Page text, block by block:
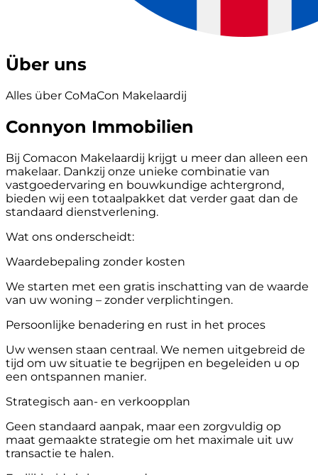
Über uns
Alles über CoMaCon Makelaardij
Connyon Immobilien
Bij Comacon Makelaardij krijgt u meer dan alleen een
makelaar. Dankzij onze unieke combinatie van
vastgoedervaring en bouwkundige achtergrond,
bieden wij een totaalpakket dat verder gaat dan de
standaard dienstverlening.
Wat ons onderscheidt:
Waardebepaling zonder kosten
We starten met een gratis inschatting van de waarde
van uw woning – zonder verplichtingen.
Persoonlijke benadering en rust in het proces
Uw wensen staan centraal. We nemen uitgebreid de
tijd om uw situatie te begrijpen en begeleiden u op
een ontspannen manier.
Strategisch aan- en verkoopplan
Geen standaard aanpak, maar een zorgvuldig op
maat gemaakte strategie om het maximale uit uw
transactie te halen.